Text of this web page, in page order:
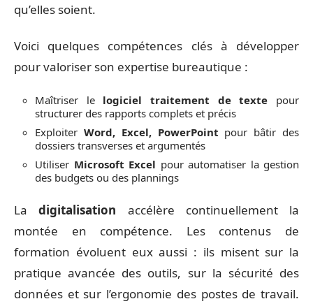
qu’elles soient.
Voici quelques compétences clés à développer
pour valoriser son expertise bureautique :
Maîtriser le logiciel traitement de texte pour
structurer des rapports complets et précis
Exploiter Word, Excel, PowerPoint pour bâtir des
dossiers transverses et argumentés
Utiliser Microsoft Excel pour automatiser la gestion
des budgets ou des plannings
Ladigitalisation accélère continuellement la
montée en compétence. Les contenus de
formation évoluent eux aussi : ils misent sur la
pratique avancée des outils, sur la sécurité des
données et sur l’ergonomie des postes de travail.